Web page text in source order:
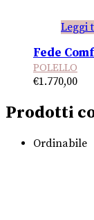
Leggi
Fede
POLELLO
€1.770,00
Prodotti
Ordinabile